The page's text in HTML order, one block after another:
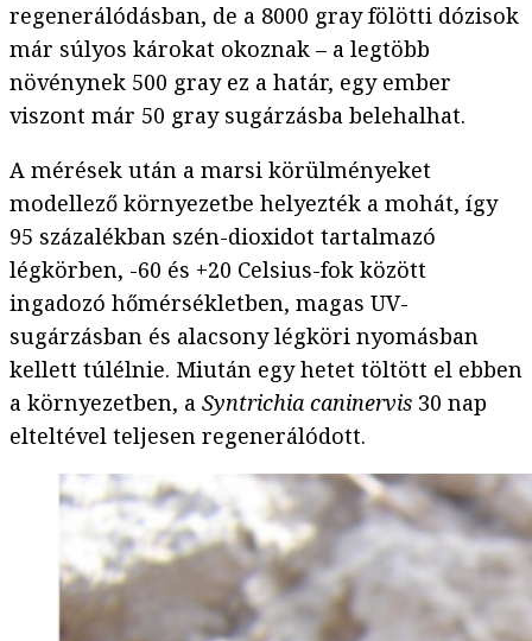
regenerálódásban, de a 8000 gray fölötti dózisok
már súlyos károkat okoznak – a legtöbb
növénynek 500 gray ez a határ, egy ember
viszont már 50 gray sugárzásba belehalhat.
A mérések után a marsi körülményeket
modellező környezetbe helyezték a mohát, így
95 százalékban szén-dioxidot tartalmazó
légkörben, -60 és +20 Celsius-fok között
ingadozó hőmérsékletben, magas UV-
sugárzásban és alacsony légköri nyomásban
kellett túlélnie. Miután egy hetet töltött el ebben
a környezetben, a Syntrichia caninervis 30 nap
elteltével teljesen regenerálódott.